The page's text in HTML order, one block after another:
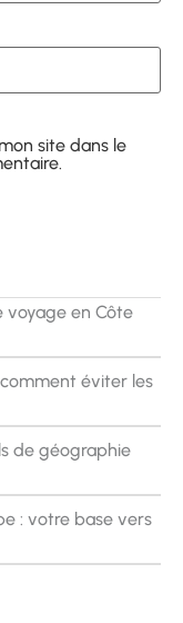
site dans le
voyage en Côte
éviter les
de géographie
: votre base vers